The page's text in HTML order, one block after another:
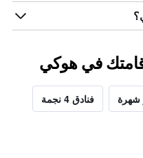
في هوكي
شهرة فنادق 4 نجمة